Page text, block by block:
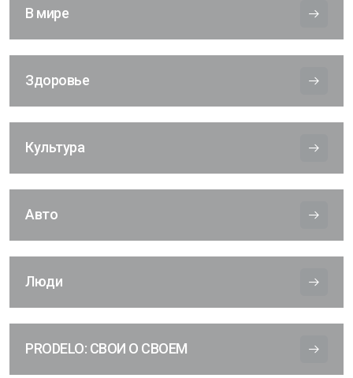
В мире
Здоровье
Культура
Авто
Люди
PRODELO: СВОИ О СВОЕМ